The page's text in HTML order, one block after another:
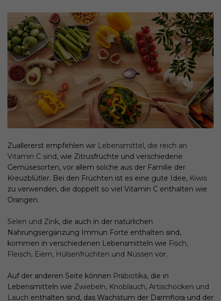
Zuallererst empfehlen wir Lebensmittel, die reich an
Vitamin C sind, wie Zitrusfrüchte und verschiedene
Gemüsesorten, vor allem solche aus der Familie der
Kreuzblütler. Bei den Früchten ist es eine gute Idee, Kiwis
zu verwenden, die doppelt so viel Vitamin C enthalten wie
Orangen.
Selen und Zink, die auch in der natürlichen
Nahrungsergänzung Immun Forte enthalten sind,
kommen in verschiedenen Lebensmitteln wie Fisch,
Fleisch, Eiern, Hülsenfrüchten und Nüssen vor.
Auf der anderen Seite können Präbiotika, die in
Lebensmitteln wie Zwiebeln, Knoblauch, Artischocken und
Lauch enthalten sind, das Wachstum der Darmflora und der